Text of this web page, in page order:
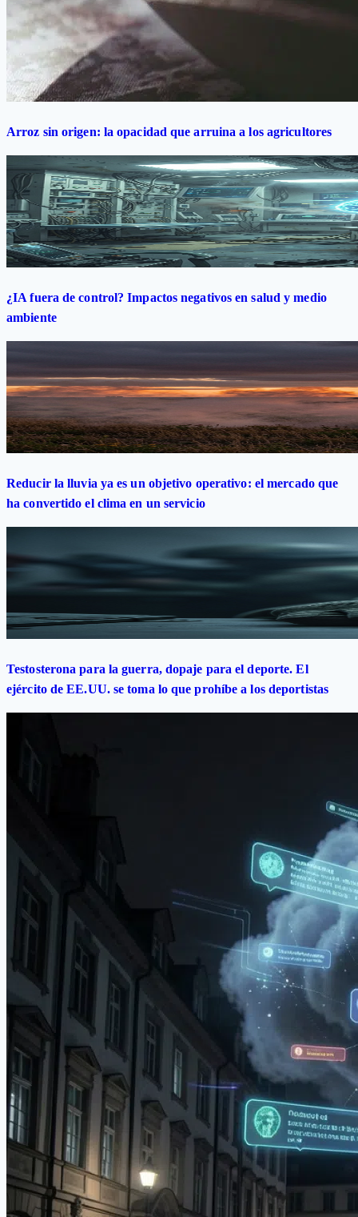
Arroz sin origen: la opacidad que arruina a los agricultores
¿IA fuera de control? Impactos negativos en salud y medio
ambiente
Reducir la lluvia ya es un objetivo operativo: el mercado que
ha convertido el clima en un servicio
Testosterona para la guerra, dopaje para el deporte. El
ejército de EE.UU. se toma lo que prohíbe a los deportistas